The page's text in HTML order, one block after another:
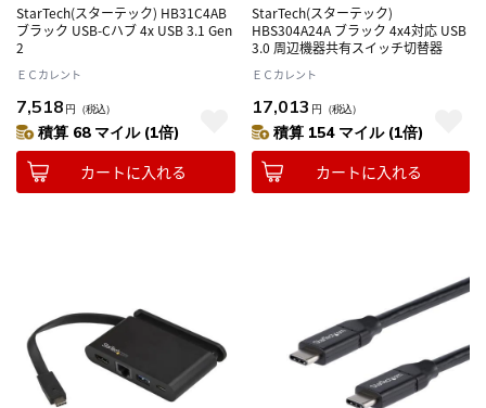
StarTech(スターテック) HB31C4AB
ブラック USB-Cハブ 4x USB 3.1 Gen
2
ＥＣカレント
7,518 円 （税込）
積算 68 マイル (1倍)
カートに入れる
StarTech(スターテック)
HBS304A24A ブラック 4x4対応 USB
3.0 周辺機器共有スイッチ切替器
ＥＣカレント
17,013 円 （税込）
積算 154 マイル (1倍)
カートに入れる